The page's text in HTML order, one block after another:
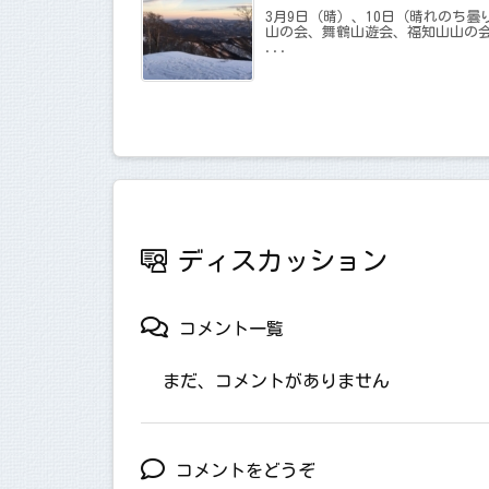
3月9日（晴）、10日（晴れのち曇
山の会、舞鶴山遊会、福知山山の
...
ディスカッション
コメント一覧
まだ、コメントがありません
コメントをどうぞ